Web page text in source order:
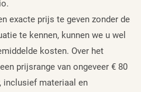
exacte prijs te geven zonder de
te kennen, kunnen we u wel
kosten. Over het
prijsrange van ongeveer € 80
inclusief materiaal en